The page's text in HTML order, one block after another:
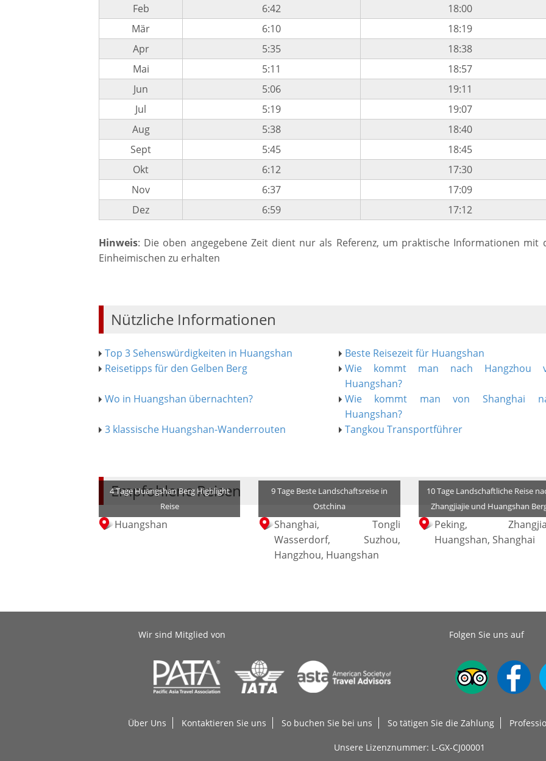
Feb
6:42
18:00
Mär
6:10
18:19
Apr
5:35
18:38
Mai
5:11
18:57
Jun
5:06
19:11
Jul
5:19
19:07
Aug
5:38
18:40
Sept
5:45
18:45
Okt
6:12
17:30
Nov
6:37
17:09
Dez
6:59 17:12
Hinweis: Die oben angegebene Zeit dient nur als Referenz, um praktische Informationen mit
Einheimischen zu erhalten
Nützliche Informationen
Top 3 Sehenswürdigkeiten in Huangshan
Beste Reisezeit für Huangshan
Reisetipps für den Gelben Berg
Wie kommt man nach Hangzhou
Huangshan?
Wo in Huangshan übernachten?
Wie kommt man von Shanghai
Huangshan?
3 klassische Huangshan-Wanderrouten
Tangkou Transportführer
Empfohlene Reisen
4 Tage Huangshan Berg Highlight
Reise
Huangshan
9 Tage Beste Landschaftsreise in
Ostchina
Shanghai, Tongli
Wasserdorf, Suzhou,
Hangzhou, Huangshan
10 Tage Landschaftliche Reise
Zhangjiajie und Huangshan
Peking,
Huangshan, Shanghai
Wir sind Mitglied von Folgen Sie uns auf
Über Uns Kontaktieren Sie uns So buchen Sie bei uns So tätigen Sie die Zahlung
Unsere Lizenznummer: L-GX-CJ00001